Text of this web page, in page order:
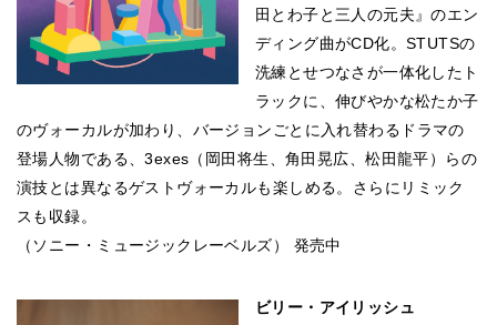
田とわ子と三人の元夫』のエン
ディング曲がCD化。STUTSの
洗練とせつなさが一体化したト
ラックに、伸びやかな松たか子
のヴォーカルが加わり、バージョンごとに入れ替わるドラマの
登場人物である、3exes（岡田将生、角田晃広、松田龍平）らの
演技とは異なるゲストヴォーカルも楽しめる。さらにリミック
スも収録。
（ソニー・ミュージックレーベルズ） 発売中
ビリー・アイリッシュ